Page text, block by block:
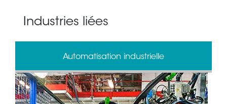
Industries liées
Automatisation industrielle